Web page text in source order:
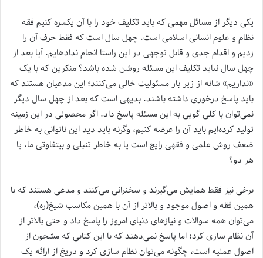
یکی دیگر از مسائل مهمی که باید تکلیف خود را با آن یکسره کنیم فقه
نظام و علوم انسانی اسلامی است. چهل سال است که فقط حرف آن را
زدیم و اقدام جدی و قابل توجهی در این راستا انجام نداده­ایم. آیا بعد از
چهل سال نباید تکلیف این مسئله روشن شده باشد؟ منکرین که با یک
«نداریم» شانه از زیر بار مسئولیت خالی می‌کنند؛ این مدعیان هستند که
باید پاسخ درخوری داشته باشند. بدیهی است که بعد از چهل سال دیگر
نمی‌توان با کلی گویی به این مسئله پاسخ داد. اگر محصولی در این زمینه
تولید کرده‌ایم باید آن را عرضه کنیم، وگرنه باید دید این ناتوانی به خاطر
ضعف روش علمی و فقهی رایج است یا به خاطر تنبلی و بی­تفاوتی ما، یا
هر دو؟
برخی نیز فقط همایش می‌گیرند و سخنرانی می‌کنند و مدعی هستند که با
همین فقه و اصول موجود و بالاتر از آن با همین مکاسب شیخ(ره)،
می‌توان همه سوالات و نیازهای دنیای امروز را پاسخ داد و حتی بالاتر از
آن نظام سازی کرد؛ اما پاسخ نمی‌دهند که با این کتابی که مشحون از
اصول عملیه است، چگونه می‌توان نظام سازی کرد و دریغ از ارائه یک